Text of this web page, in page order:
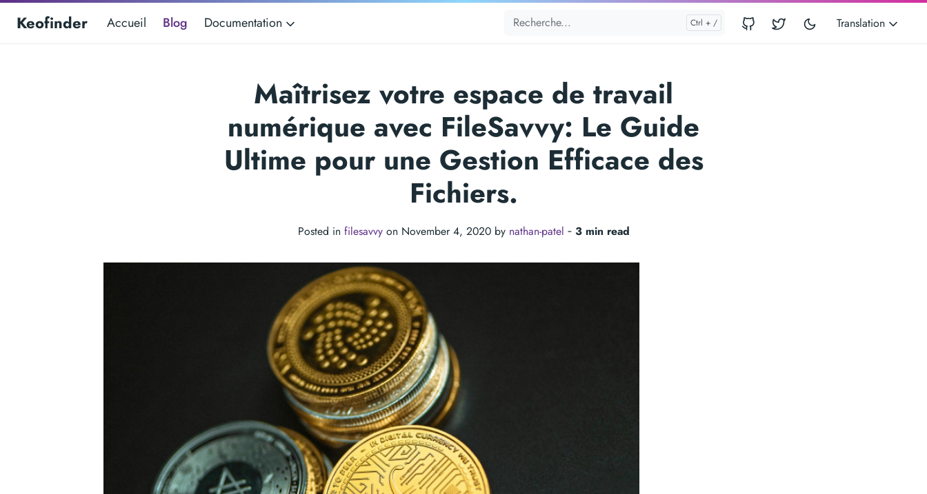
Keofinder Accueil Blog Documentation Translation
Maîtrisez votre espace de travail
numérique avec FileSavvy: Le Guide
Ultime pour une Gestion Efficace des
Fichiers.
Posted in filesavvyon November 4, 2020 by nathan-patel ‐ 3 min read